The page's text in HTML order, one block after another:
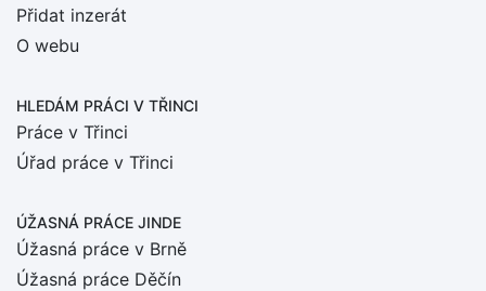
Přidat inzerát
O webu
HLEDÁM PRÁCI V TŘINCI
Práce v Třinci
Úřad práce v Třinci
ÚŽASNÁ PRÁCE JINDE
Úžasná práce v Brně
Úžasná práce Děčín